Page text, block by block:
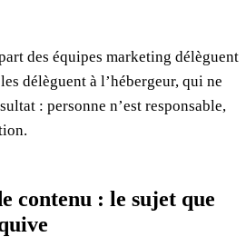
des équipes marketing délèguent
délèguent à l’hébergeur, qui ne
: personne n’est responsable,
contenu : le sujet que